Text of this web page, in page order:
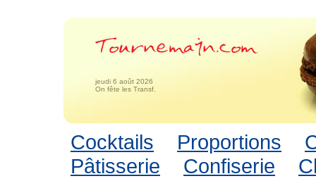
jeudi 6 août 2026
On fête les Transf.
Cocktails Proportions
Pâtisserie
Confiserie